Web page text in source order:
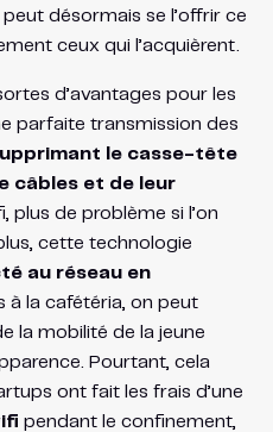
désormais se l’offrir ce
ceux qui l’acquièrent.
d’avantages pour les
parfaite transmission des
le casse-tête
câbles et de leur
plus de problème si l’on
cette technologie
au réseau en
à la cafétéria, on peut
la mobilité de la jeune
Pourtant, cela
ont fait les frais d’une
pendant le confinement,